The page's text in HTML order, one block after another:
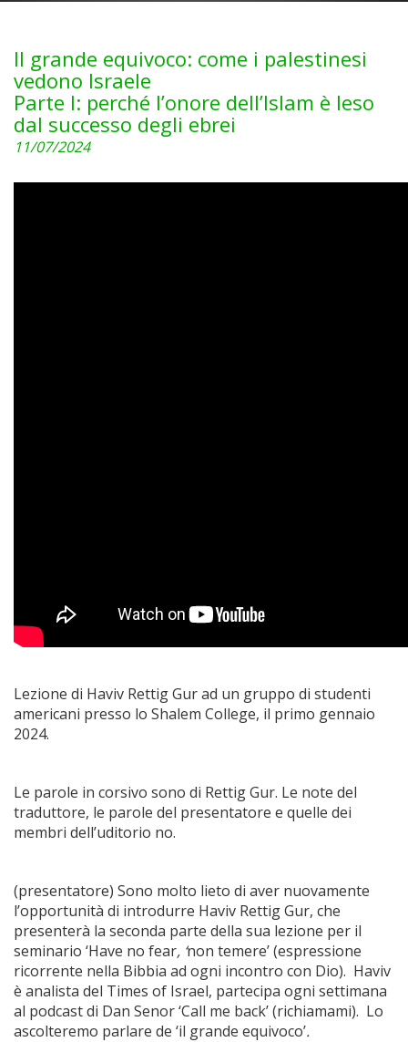
Il grande equivoco: come i palestinesi
vedono Israele
Parte I: perché l’onore dell’Islam è leso
dal successo degli ebrei
11/07/2024
Lezione di Haviv Rettig Gur ad un gruppo di studenti
americani presso lo Shalem College, il primo gennaio
2024.
Le parole in corsivo sono di Rettig Gur. Le note del
traduttore, le parole del presentatore e quelle dei
membri dell’uditorio no.
(presentatore) Sono molto lieto di aver nuovamente
l’opportunità di introdurre Haviv Rettig Gur, che
presenterà la seconda parte della sua lezione per il
seminario ‘Have no fear, ‘non temere’ (espressione
ricorrente nella Bibbia ad ogni incontro con Dio). Haviv
è analista del Times of Israel, partecipa ogni settimana
al podcast di Dan Senor ‘Call me back’ (richiamami). Lo
ascolteremo parlare de ‘il grande equivoco’.